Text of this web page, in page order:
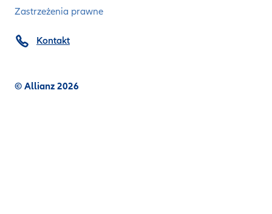
Zastrzeżenia prawne
© Allianz 2026
Kontakt